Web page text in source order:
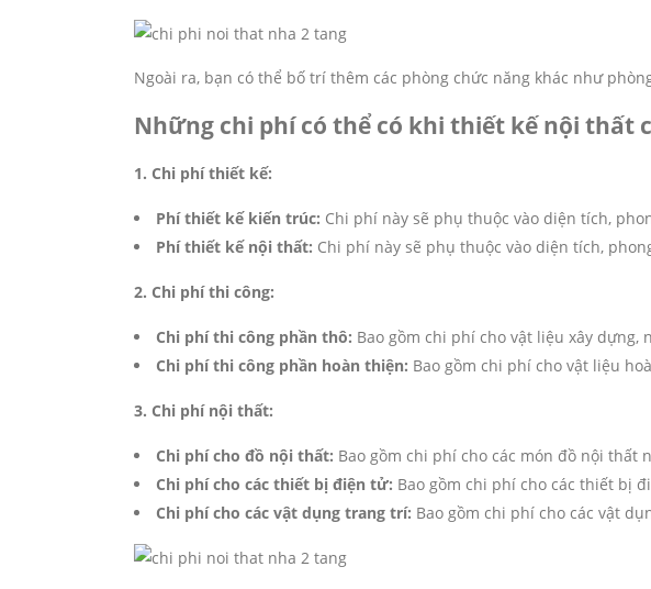
Ngoài ra, bạn có thể bố trí thêm các phòng chức năng khác như
Những chi phí có thể có khi thiết kế nội thất
1. Chi phí thiết kế:
Phí thiết kế kiến trúc: Chi phí này sẽ phụ thuộc vào diện tích,
Phí thiết kế nội thất: Chi phí này sẽ phụ thuộc vào diện tích,
2. Chi phí thi công:
Chi phí thi công phần thô: Bao gồm chi phí cho vật liệu xây
Chi phí thi công phần hoàn thiện: Bao gồm chi phí cho vật liệu
3. Chi phí nội thất:
Chi phí cho đồ nội thất: Bao gồm chi phí cho các món đồ nội thất
Chi phí cho các thiết bị điện tử: Bao gồm chi phí cho các thiết bị
Chi phí cho các vật dụng trang trí: Bao gồm chi phí cho các vật